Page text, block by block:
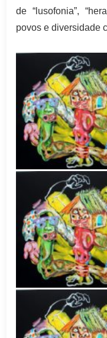
de “lusofonia”,
povos e diversidade